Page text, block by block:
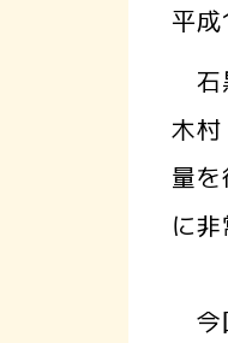
平
石
木
量
に
今